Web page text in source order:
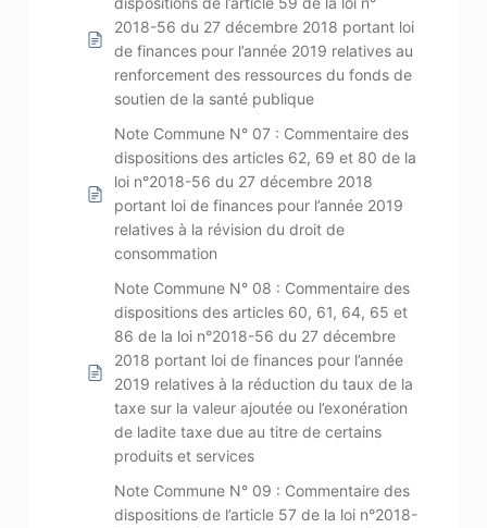
2018-56 du 27 décembre 2018 portant loi
de finances pour l’année 2019 relatives au
renforcement des ressources du fonds de
soutien de la santé publique
Note Commune N° 07 : Commentaire des
dispositions des articles 62, 69 et 80 de la
loi n°2018-56 du 27 décembre 2018
portant loi de finances pour l’année 2019
relatives à la révision du droit de
consommation
Note Commune N° 08 : Commentaire des
dispositions des articles 60, 61, 64, 65 et
86 de la loi n°2018-56 du 27 décembre
2018 portant loi de finances pour l’année
2019 relatives à la réduction du taux de la
taxe sur la valeur ajoutée ou l’exonération
de ladite taxe due au titre de certains
produits et services
Note Commune N° 09 : Commentaire des
dispositions de l’article 57 de la loi n°2018-